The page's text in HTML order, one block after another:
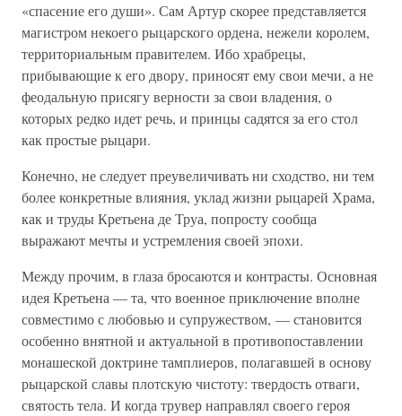
«спасение его души». Сам Артур скорее представляется
магистром некоего рыцарского ордена, нежели королем,
территориальным правителем. Ибо храбрецы,
прибывающие к его двору, приносят ему свои мечи, а не
феодальную присягу верности за свои владения, о
которых редко идет речь, и принцы садятся за его стол
как простые рыцари.
Конечно, не следует преувеличивать ни сходство, ни тем
более конкретные влияния, уклад жизни рыцарей Храма,
как и труды Кретьена де Труа, попросту сообща
выражают мечты и устремления своей эпохи.
Между прочим, в глаза бросаются и контрасты. Основная
идея Кретьена — та, что военное приключение вполне
совместимо с любовью и супружеством, — становится
особенно внятной и актуальной в противопоставлении
монашеской доктрине тамплиеров, полагавшей в основу
рыцарской славы плотскую чистоту: твердость отваги,
святость тела. И когда трувер направлял своего героя